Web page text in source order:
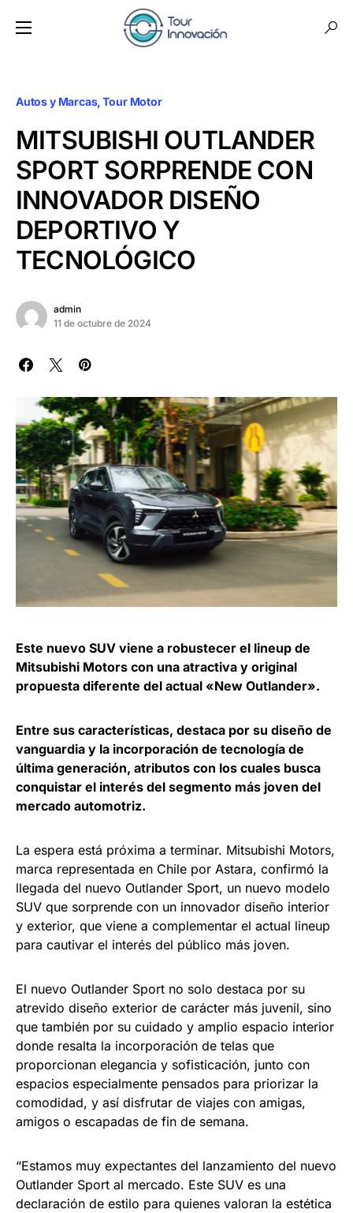
Autos y Marcas Tour Motor
MITSUBISHI OUTLANDER
SPORT SORPRENDE CON
INNOVADOR DISEÑO
DEPORTIVO Y
TECNOLÓGICO
admin
11 de octubre de 2024
Este nuevo SUV viene a robustecer el lineup de
Mitsubishi Motors con una atractiva y original
propuesta diferente del actual «New Outlander».
Entre sus características, destaca por su diseño de
vanguardia y la incorporación de tecnología de
última generación, atributos con los cuales busca
conquistar el interés del segmento más joven del
mercado automotriz.
La espera está próxima a terminar. Mitsubishi Motors,
marca representada en Chile por Astara, confirmó la
llegada del nuevo Outlander Sport, un nuevo modelo
SUV que sorprende con un innovador diseño interior
y exterior, que viene a complementar el actual lineup
para cautivar el interés del público más joven.
El nuevo Outlander Sport no solo destaca por su
atrevido diseño exterior de carácter más juvenil, sino
que también por su cuidado y amplio espacio interior
donde resalta la incorporación de telas que
proporcionan elegancia y sofisticación, junto con
espacios especialmente pensados para priorizar la
comodidad, y así disfrutar de viajes con amigas,
amigos o escapadas de fin de semana.
“Estamos muy expectantes del lanzamiento del nuevo
Outlander Sport al mercado. Este SUV es una
declaración de estilo para quienes valoran la estética